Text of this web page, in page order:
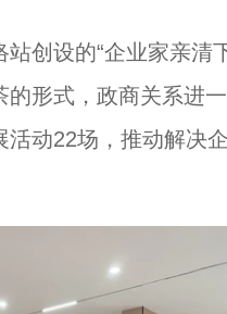
设的“企业家亲清
形式，政商关系进
动22场，推动解决